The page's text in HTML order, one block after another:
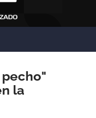
pecho"
la